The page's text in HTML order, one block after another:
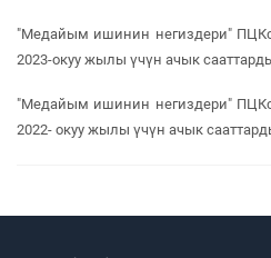
"Медайым ишинин негиздери"
2023-окуу жылы үчүн ачык
"Медайым ишинин негиздери"
2022- окуу жылы үчүн ачык